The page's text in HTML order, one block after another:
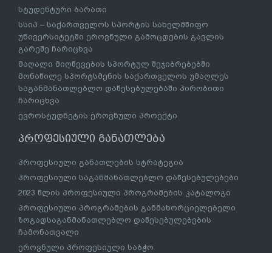
სტუდენტური ბარათი
სსიპ – საქართველოს სპორტის სახელმწიფო
უნივერსიტეტში ეროვნული გამოცდების გავლის
გარეშე ჩარიცხვა
მაღალი მიღწევების სპორტულ შეჯიბრებებში
მონაწილე სპორტსმენის საქართველოს უმაღლეს
საგანმანათლებლო დაწესებულებაში პირობითი
ჩარიცხვა
ევროსტუდნეტის ეროვნული პროექტი
პროფესიული განათლება
პროფესიული განათლების სტრატეგია
პროფესიული საგანმანათლებლო დაწესებულებები
2023 წლის პროფესიული პროგრამების კატალოგი
პროფესიული პროგრამების განმახორციელებელი
ზოგადსაგანმანათლებლო დაწესებულებების
ჩამონათვალი
ეროვნული პროფესიული საბჭო